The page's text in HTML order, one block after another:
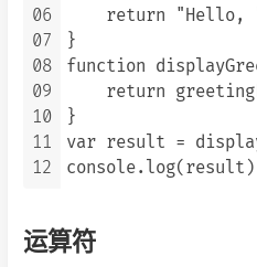
06
07
08
09
10
11
12
return "Hello,
}
function
return
}
var result =
运算符